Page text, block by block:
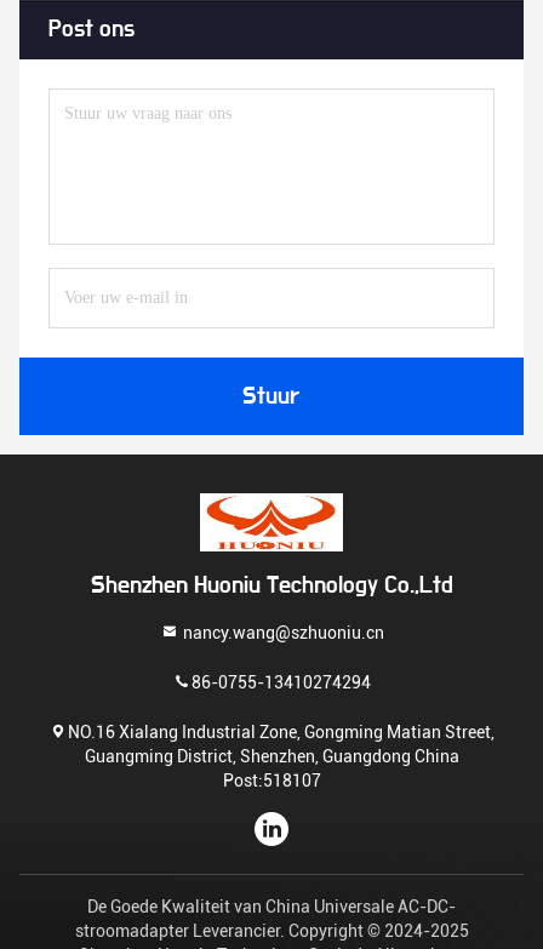
Post ons
Stuur
Shenzhen Huoniu Technology Co.,Ltd
nancy.wang@szhuoniu.cn
86-0755-13410274294
NO.16 Xialang Industrial Zone, Gongming Matian Street,
Guangming District, Shenzhen, Guangdong China
Post:518107
De Goede Kwaliteit van China Universale AC-DC-
stroomadapter Leverancier. Copyright © 2024-2025